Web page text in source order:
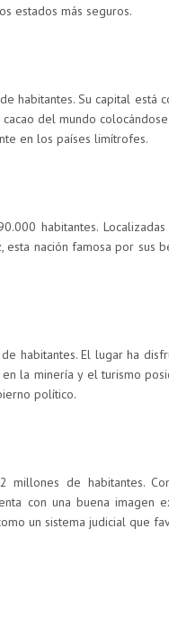
estados más seguros.
habitantes. Su capital está
del mundo
en los países limítrofes.
habitantes.
nación famosa por sus
habitantes. El lugar ha
la minería y el turismo
político.
de habitantes.
con una buena imagen
un sistema judicial que